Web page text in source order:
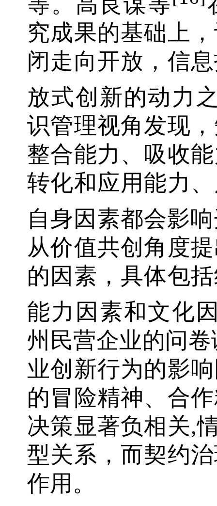
究成果的基础上
闭走向开放，信
放式创新的动力
识管理视角发现
整合能力、吸收
转化和应用能力
自身因素都会影
从价值共创角度
的因素，具体包
能力因素和文化
州民营企业的问
业创新行为的影
的冒险精神、合
决策显著负相关,
型关系，而契约
作用。